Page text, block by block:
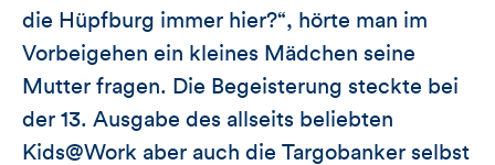
die Hüpfburg immer hier?“, hörte man im
Vorbeigehen ein kleines Mädchen seine
Mutter fragen. Die Begeisterung steckte bei
der 13. Ausgabe des allseits beliebten
Kids@Work aber auch die Targobanker selbst